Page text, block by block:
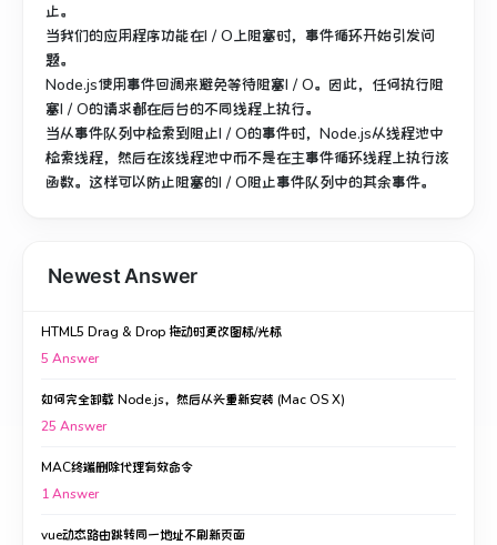
止。
当我们的应用程序功能在I / O上阻塞时，事件循环开始引发问
题。
Node.js使用事件回调来避免等待阻塞I / O。 因此，任何执行阻
塞I / O的请求都在后台的不同线程上执行。
当从事件队列中检索到阻止I / O的事件时，Node.js从线程池中
检索线程，然后在该线程池中而不是在主事件循环线程上执行该
函数。 这样可以防止阻塞的I / O阻止事件队列中的其余事件。
Newest Answer
HTML5 Drag & Drop 拖动时更改图标/光标
5 Answer
如何完全卸载 Node.js，然后从头重新安装 (Mac OS X)
25 Answer
MAC终端删除代理有效命令
1Answer
vue动态路由跳转同一地址不刷新页面